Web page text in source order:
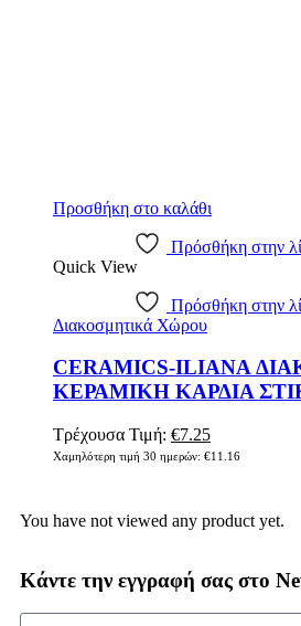
Προσθήκη στο καλάθι
Πρόσθήκη στην
Quick View
Πρόσθήκη στην
Διακοσμητικά Χώρου
CERAMICS-ILIANA
ΚΕΡΑΜΙΚΗ ΚΑΡΔΙΑ
Τρέχουσα Τιμή: €7.25
Χαμηλότερη τιμή 30 ημερών: €11.16
You have not viewed any product yet.
Κάντε την εγγραφή σας στο